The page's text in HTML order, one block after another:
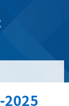
2025